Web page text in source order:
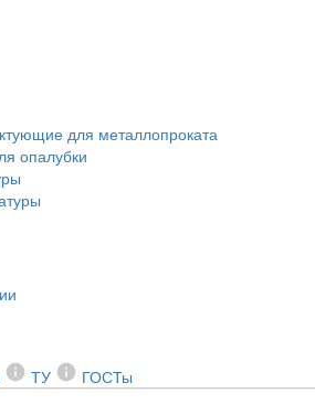
для металлопроката
опалубки
ТУ ГОСТы